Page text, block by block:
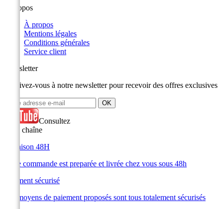
A propos
À propos
Mentions légales
Conditions générales
Service client
Newsletter
Inscrivez-vous à notre newsletter pour recevoir des offres exclusives
Consultez
notre chaîne
Livraison 48H
Votre commande est preparée et livrée chez vous sous 48h
Paiement sécurisé
Les moyens de paiement proposés sont tous totalement sécurisés